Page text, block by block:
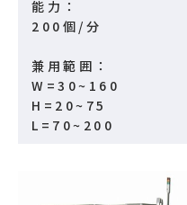
能力：
200個/分
兼用範囲：
W=30~160
H=20~75
L=70~200